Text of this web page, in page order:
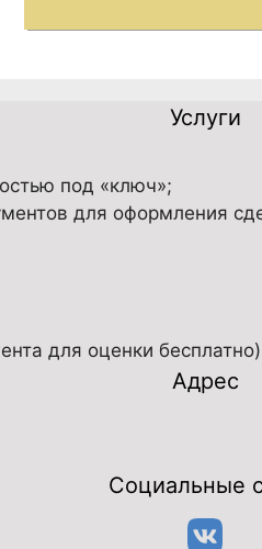
Услуги
под «ключ»;
для оформления
для оценки
Адрес
Социальные